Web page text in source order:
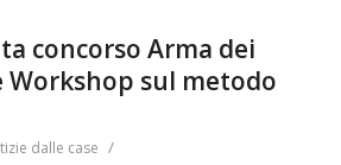
concorso Arma dei
Workshop sul metodo
dalle case /